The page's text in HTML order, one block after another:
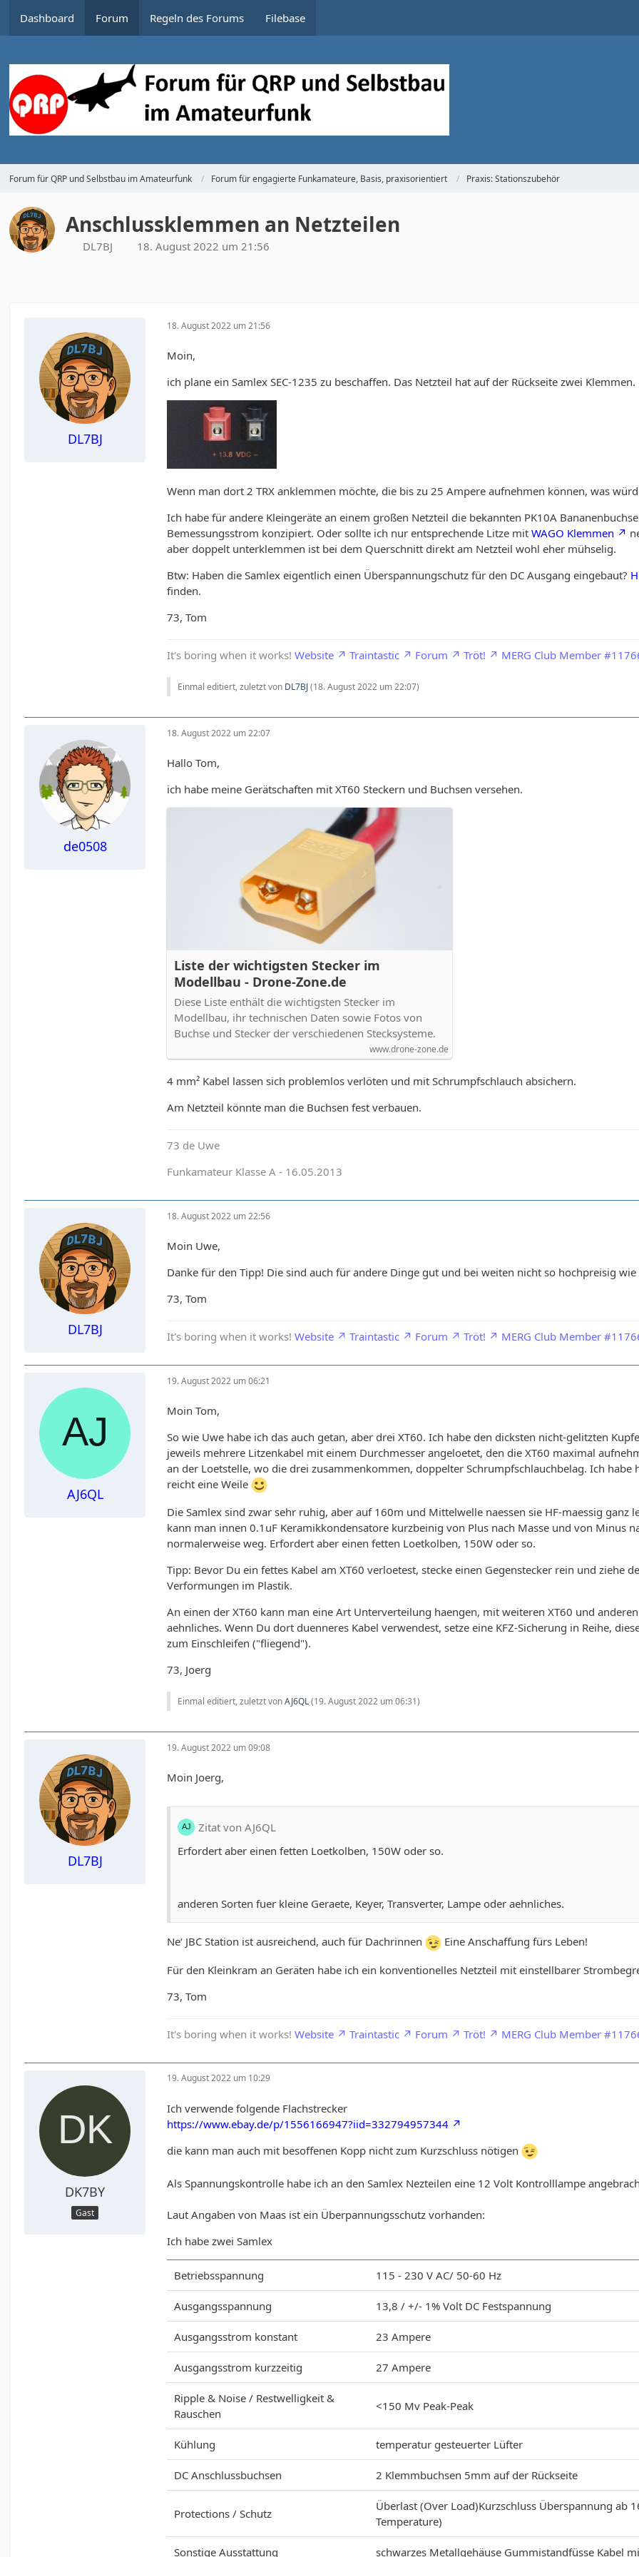
Dashboard Forum Regeln des Forums Filebase
Forum für QRP und Selbstbau im Amateurfunk Forum für engagierte Funkamateure, Basis, praxisorientiert Praxis: Stationszubehör
Anschlussklemmen an Netzteilen
DL7BJ 18. August 2022 um 21:56
DL7BJ
18. August 2022 um 21:56
Moin,
ich plane ein Samlex SEC-1235 zu beschaffen. Das Netzteil hat auf der Rückseite zwei Klemmen.
Wenn man dort 2 TRX anklemmen möchte, die bis zu 25 Ampere aufnehmen können, was
Ich habe für andere Kleingeräte an einem großen Netzteil die bekannten PK10A
Bemessungsstrom konzipiert. Oder sollte ich nur entsprechende Litze mitWAGO Klemmen
aber doppelt unterklemmen ist bei dem Querschnitt direkt am Netzteil wohl eher mühselig.
Btw: Haben die Samlex eigentlich einen Überspannungschutz für den DC Ausgang eingebaut?
finden.
73, Tom
It's boring when it works!Website Traintastic Forum Tröt! MERG Club Member
Einmal editiert, zuletzt von DL7BJ(18. August 2022 um 22:07)
de0508
18. August 2022 um 22:07
Hallo Tom,
ich habe meine Gerätschaften mit XT60 Steckern und Buchsen versehen.
Liste der wichtigsten Stecker im
Modellbau - Drone-Zone.de
Diese Liste enthält die wichtigsten Stecker im
Modellbau, ihr technischen Daten sowie Fotos von
Buchse und Stecker der verschiedenen Stecksysteme.
www.drone-zone.de
4 mm² Kabel lassen sich problemlos verlöten und mit Schrumpfschlauch absichern.
Am Netzteil könnte man die Buchsen fest verbauen.
73 de Uwe
Funkamateur Klasse A - 16.05.2013
DL7BJ
18. August 2022 um 22:56
Moin Uwe,
Danke für den Tipp! Die sind auch für andere Dinge gut und bei weiten nicht so hochpreisig
73, Tom
It's boring when it works!Website Traintastic Forum Tröt! MERG Club Member
AJ6QL
19. August 2022 um 06:21
Moin Tom,
So wie Uwe habe ich das auch getan, aber drei XT60. Ich habe den dicksten nicht-gelitzten
jeweils mehrere Litzenkabel mit einem Durchmesser angeloetet, den die XT60 maximal
an der Loetstelle, wo die drei zusammenkommen, doppelter Schrumpfschlauchbelag. Ich habe
reicht eine Weile
Die Samlex sind zwar sehr ruhig, aber auf 160m und Mittelwelle naessen sie HF-maessig ganz
kann man innen 0.1uF Keramikkondensatore kurzbeinig von Plus nach Masse und von Minus
normalerweise weg. Erfordert aber einen fetten Loetkolben, 150W oder so.
Tipp: Bevor Du ein fettes Kabel am XT60 verloetest, stecke einen Gegenstecker rein und ziehe
Verformungen im Plastik.
An einen der XT60 kann man eine Art Unterverteilung haengen, mit weiteren XT60 und
aehnliches. Wenn Du dort duenneres Kabel verwendest, setze eine KFZ-Sicherung in Reihe,
zum Einschleifen ("fliegend").
73, Joerg
Einmal editiert, zuletzt vonAJ6QL(19. August 2022 um 06:31)
DL7BJ
19. August 2022 um 09:08
Moin Joerg,
Zitat von AJ6QL
Erfordert aber einen fetten Loetkolben, 150W oder so.
anderen Sorten fuer kleine Geraete, Keyer, Transverter, Lampe oder aehnliches.
Ne‘ JBC Station ist ausreichend, auch für Dachrinnen
Eine Anschaffung fürs Leben!
Für den Kleinkram an Geräten habe ich ein konventionelles Netzteil mit einstellbarer
73, Tom
It's boring when it works!Website Traintastic Forum Tröt! MERG Club Member
DK7BY
Gast
19. August 2022 um 10:29
Ich verwende folgende Flachstrecker
https://www.ebay.de/p/1556166947?iid=332794957344
die kann man auch mit besoffenen Kopp nicht zum Kurzschluss nötigen
Als Spannungskontrolle habe ich an den Samlex Nezteilen eine 12 Volt Kontrolllampe
Laut Angaben von Maas ist ein Überpannungsschutz vorhanden:
Ich habe zwei Samlex
Betriebsspannung 115 - 230 V AC/ 50-60 Hz
Ausgangsspannung 13,8 / +/- 1% Volt DC Festspannung
Ausgangsstrom konstant 23 Ampere
Ausgangsstrom kurzzeitig 27 Ampere
Ripple & Noise / Restwelligkeit &
Rauschen
<150 Mv Peak-Peak
Kühlung temperatur gesteuerter Lüfter
DC Anschlussbuchsen 2 Klemmbuchsen 5mm auf der Rückseite
Protections / Schutz
Überlast (Over Load)Kurzschluss Überspannung ab
Temperature)
Sonstige Ausstattung schwarzes Metallgehäuse Gummistandfüsse Kabel